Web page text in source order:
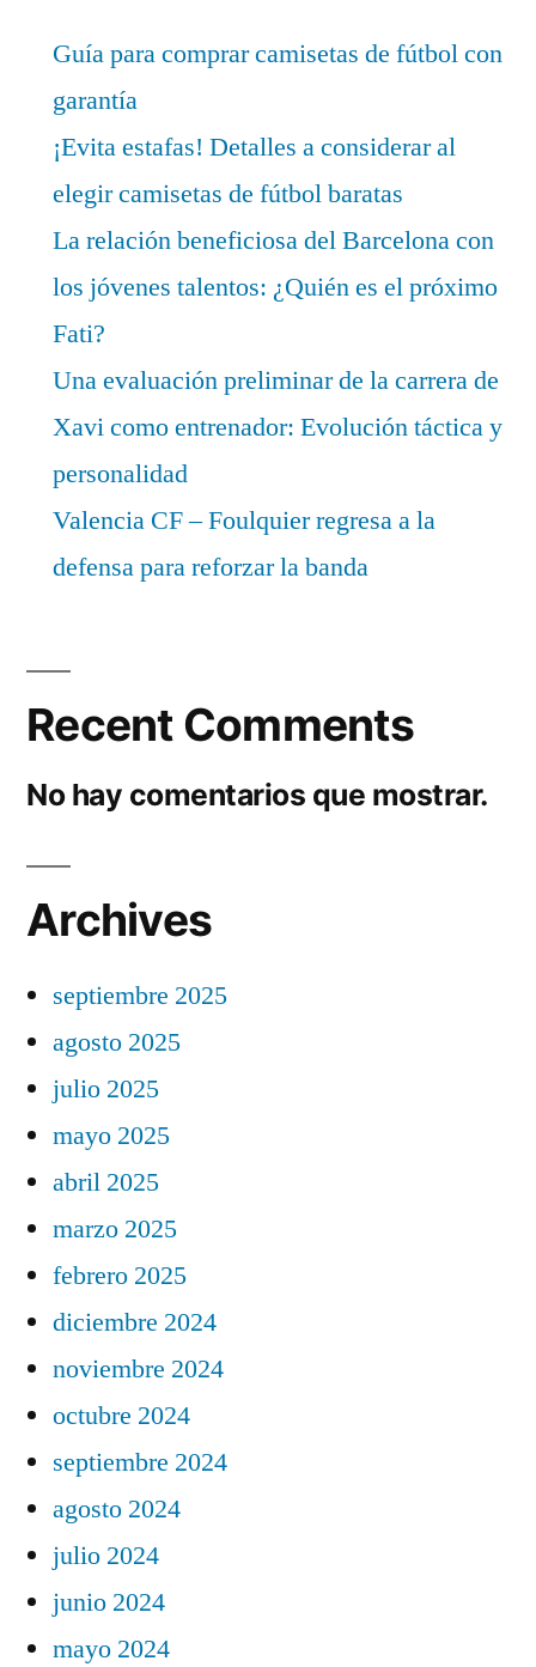
Guía para comprar camisetas de fútbol con
garantía
¡Evita estafas! Detalles a considerar al
elegir camisetas de fútbol baratas
La relación beneficiosa del Barcelona con
los jóvenes talentos: ¿Quién es el próximo
Fati?
Una evaluación preliminar de la carrera de
Xavi como entrenador: Evolución táctica y
personalidad
Valencia CF – Foulquier regresa a la
defensa para reforzar la banda
Recent Comments
No hay comentarios que mostrar.
Archives
septiembre 2025
agosto 2025
julio 2025
mayo 2025
abril 2025
marzo 2025
febrero 2025
diciembre 2024
noviembre 2024
octubre 2024
septiembre 2024
agosto 2024
julio 2024
junio 2024
mayo 2024